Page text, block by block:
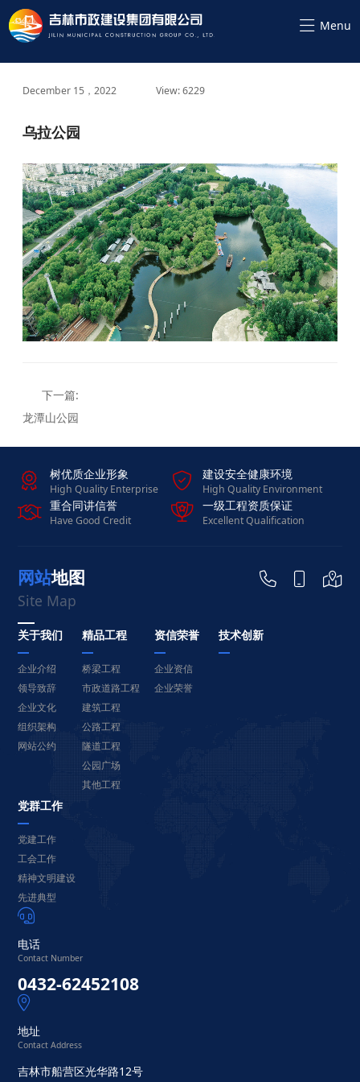
December 15，2022 View: 6229
乌拉公园
龙潭山公园
 树优质企业形象
High Quality Enterprise  建设安全健康环境
High Quality Environment
 重合同讲信誉
Have Good Credit  一级工程资质保证
Excellent Qualification
Site Map
网站地图   
关于我们
企业介绍
领导致辞
企业文化
组织架构
网站公约
精品工程
桥梁工程
市政道路工程
建筑工程
公路工程
隧道工程
公园广场
其他工程
资信荣誉
企业资信
企业荣誉
技术创新
党群工作
党建工作
工会工作
精神文明建设
先进典型

电话
Contact Number
0432-62452108

地址
Contact Address
吉林市船营区光华路12号